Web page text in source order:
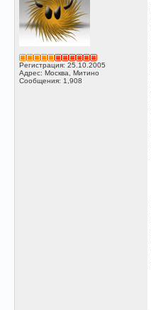
Регистрация: 25.10.2005
Адрес: Москва, Митино
Сообщения: 1,908